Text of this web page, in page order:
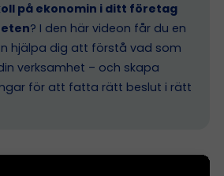
på ekonomin i ditt företag
? I den här videon får du en
hjälpa dig att förstå vad som
verksamhet – och skapa
för att fatta rätt beslut i rätt